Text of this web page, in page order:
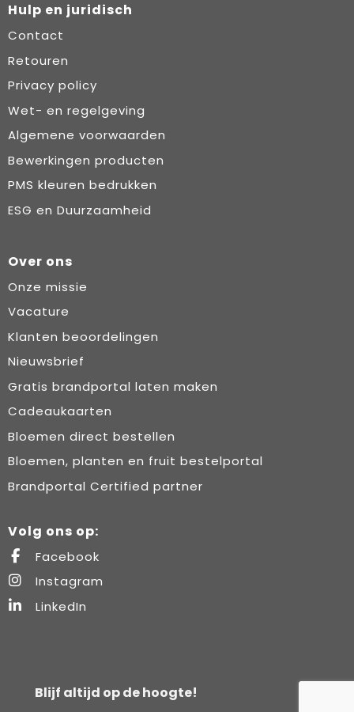
Hulp en juridisch
Contact
Retouren
Privacy policy
Wet- en regelgeving
Algemene voorwaarden
Bewerkingen producten
PMS kleuren bedrukken
ESG en Duurzaamheid
Over ons
Onze missie
Vacature
Klanten beoordelingen
Nieuwsbrief
Gratis brandportal laten maken
Cadeaukaarten
Bloemen direct bestellen
Bloemen, planten en fruit bestelportal
Brandportal Certified partner
Volg ons op:
Facebook
Instagram
LinkedIn
Blijf altijd op de hoogte!